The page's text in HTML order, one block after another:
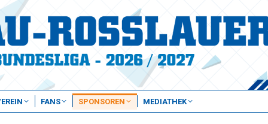
FANS SPONSOREN MEDIATHEK